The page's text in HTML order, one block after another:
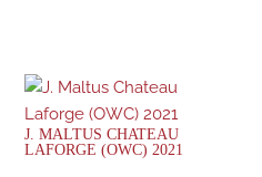
J. MALTUS CHATEAU
LAFORGE (OWC) 2021